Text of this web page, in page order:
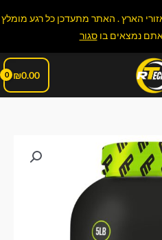
לרוב אזורי הארץ . האתר מתעדכן כל רגע מומלץ
נמצאים בוסגור
₪0.00